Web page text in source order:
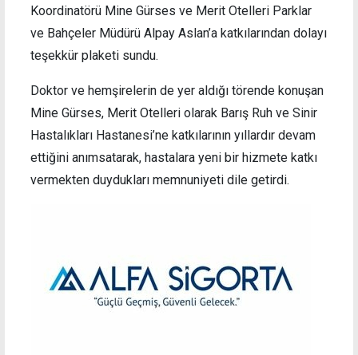
Koordinatörü Mine Gürses ve Merit Otelleri Parklar
ve Bahçeler Müdürü Alpay Aslan’a katkılarından dolayı
teşekkür plaketi sundu.
Doktor ve hemşirelerin de yer aldığı törende konuşan
Mine Gürses, Merit Otelleri olarak Barış Ruh ve Sinir
Hastalıkları Hastanesi’ne katkılarının yıllardır devam
ettiğini anımsatarak, hastalara yeni bir hizmete katkı
vermekten duydukları memnuniyeti dile getirdi.